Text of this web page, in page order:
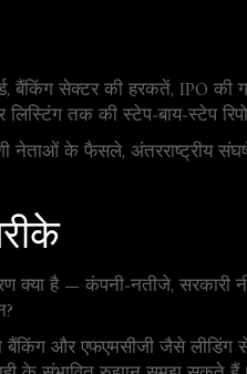
बैंकिंग सेक्टर की हरकतें, IPO
तक की स्टेप‑बाय‑स्टेप
के फैसले, अंतरराष्ट्रीय
क्या है — कंपनी‑नतीजे,
और एफएमसीजी जैसे लीडिंग